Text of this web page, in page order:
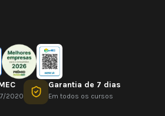
2020
Garantia de 7 dias
Em todos os cursos